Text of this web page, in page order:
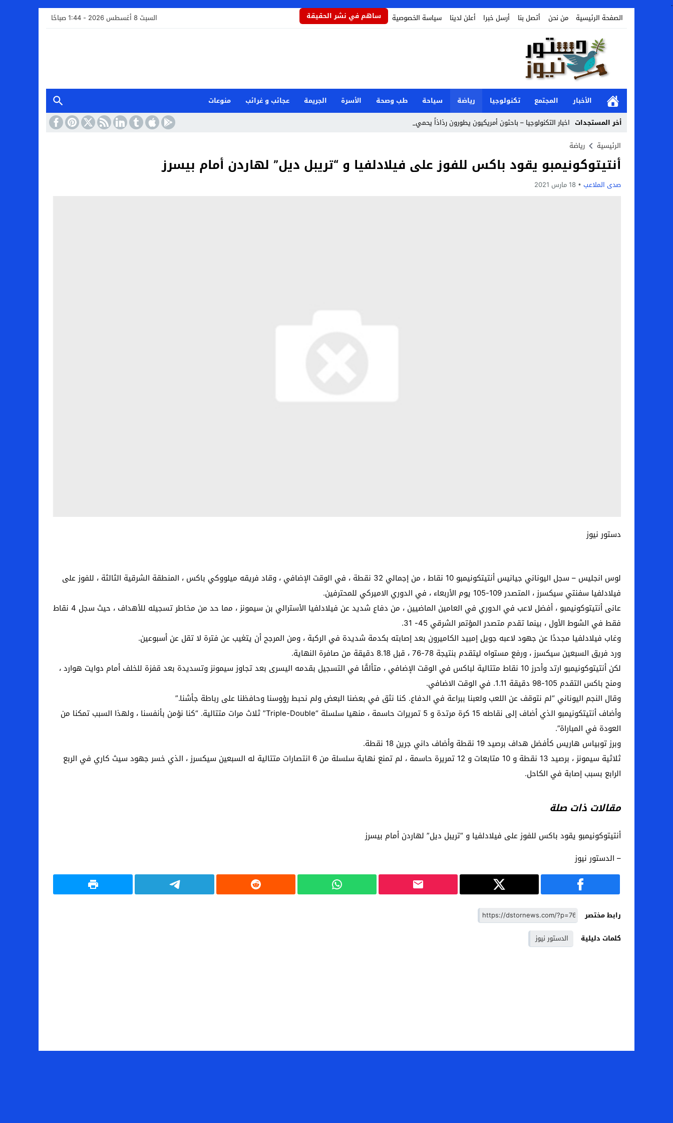
.
الصفحة الرئيسية
من نحن أتصل بنا أرسل خبرا أعلن لدينا سياسة الخصوصية ساهم في نشر الحقيقة السبت 8 أغسطس 2026 - 1:44 صباحًا
الأخبار المجتمع تكنولوجيا رياضة سياحة طب وصحة الأسرة الجريمة عجائب و غرائب
منوعات
أخر المستجدات اخبار التكنولوجيا – باحثون أمريكيون يطورون رذاذاً يحمي المحا_
Previous
Next
الرئيسية رياضة
أنتيتوكونيمبو يقود باكس للفوز على فيلادلفيا و “تريبل ديل” لهاردن أمام بيسرز
صدى الملاعب 18 مارس 2021
دستور نيوز
لوس انجليس – سجل اليوناني جيانيس أنتيتكونيمبو 10 نقاط ، من إجمالي 32 نقطة ، في الوقت الإضافي ، وقاد فريقه ميلووكي باكس ، المنطقة الشرقية الثالثة ، للفوز على
فيلادلفيا سفنتي سيكسرز ، المتصدر 109-105 يوم الأربعاء ، في الدوري الاميركي للمحترفين.
عانى أنتيتوكونيمبو ، أفضل لاعب في الدوري في العامين الماضيين ، من دفاع شديد عن فيلادلفيا الأسترالي بن سيمونز ، مما حد من مخاطر تسجيله للأهداف ، حيث سجل 4 نقاط
فقط في الشوط الأول ، بينما تقدم متصدر المؤتمر الشرقي 45- 31.
وغاب فيلادلفيا مجددًا عن جهود لاعبه جويل إمبيد الكاميرون بعد إصابته بكدمة شديدة في الركبة ، ومن المرجح أن يتغيب عن فترة لا تقل عن أسبوعين.
ورد فريق السبعين سيكسرز ، ورفع مستواه ليتقدم بنتيجة 78-76 ، قبل 8.18 دقيقة من صافرة النهاية.
لكن أنتيتوكونيمبو ارتد وأحرز 10 نقاط متتالية لباكس في الوقت الإضافي ، متألقًا في التسجيل بقدمه اليسرى بعد تجاوز سيمونز وتسديدة بعد قفزة للخلف أمام دوايت هوارد ،
ومنح باكس التقدم 105-98 دقيقة 1.11. في الوقت الاضافي.
وقال النجم اليوناني “لم نتوقف عن اللعب ولعبنا ببراعة في الدفاع. كنا نثق في بعضنا البعض ولم نحبط رؤوسنا وحافظنا على رباطة جأشنا.”
وأضاف أنتيتكونيمبو الذي أضاف إلى نقاطه 15 كرة مرتدة و 5 تمريرات حاسمة ، منهيا سلسلة “Triple-Double” ثلاث مرات متتالية. “كنا نؤمن بأنفسنا ، ولهذا السبب تمكنا من
العودة في المباراة”.
وبرز توبياس هاريس كأفضل هداف برصيد 19 نقطة وأضاف داني جرين 18 نقطة.
ثلاثية سيمونز ، برصيد 13 نقطة و 10 متابعات و 12 تمريرة حاسمة ، لم تمنع نهاية سلسلة من 6 انتصارات متتالية له السبعين سيكسرز ، الذي خسر جهود سيث كاري في الربع
الرابع بسبب إصابة في الكاحل.
مقالات ذات صلة
أنتيتوكونيمبو يقود باكس للفوز على فيلادلفيا و “تريبل ديل” لهاردن أمام بيسرز
– الدستور نيوز
رابط مختصر
كلمات دليلية
الدستور نيوز